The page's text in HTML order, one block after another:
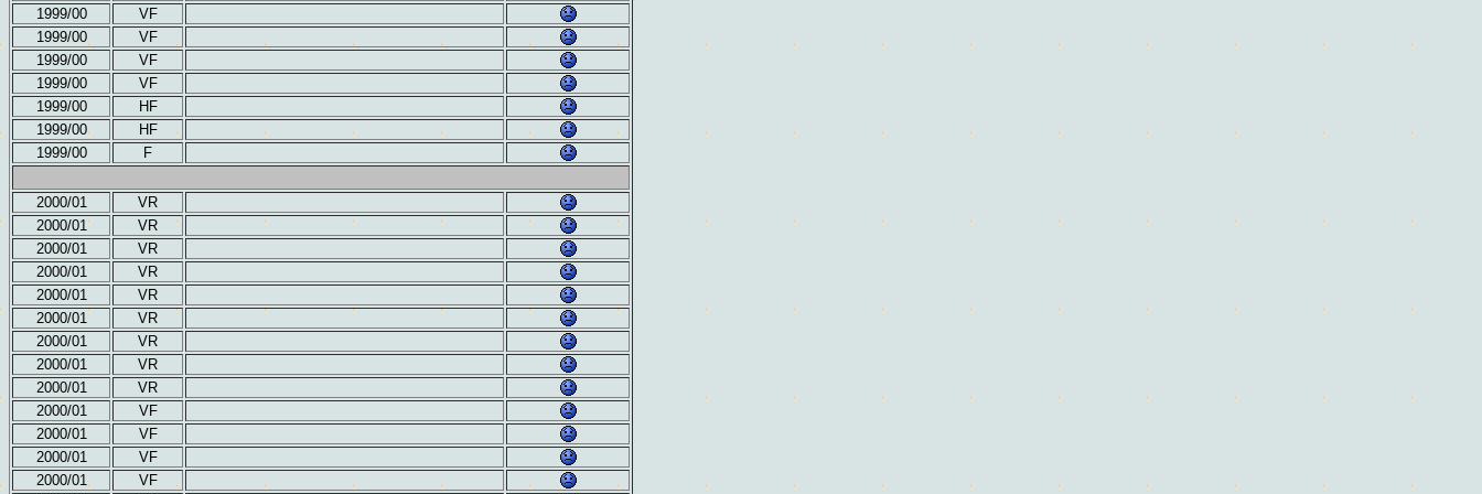
1999/00
VF
1999/00
VF
1999/00
VF
1999/00
VF
1999/00
HF
1999/00
HF
1999/00
F
2000/01
VR
2000/01
VR
2000/01
VR
2000/01
VR
2000/01
VR
2000/01
VR
2000/01
VR
2000/01
VR
2000/01
VR
2000/01
VF
2000/01
VF
2000/01
VF
2000/01
VF